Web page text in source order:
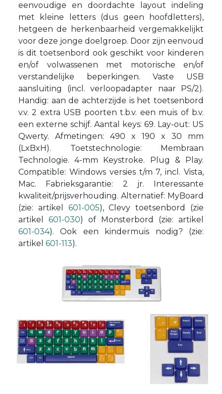
eenvoudige en doordachte layout indeling
met kleine letters (dus geen hoofdletters),
hetgeen de herkenbaarheid vergemakkelijkt
voor deze jonge doelgroep. Door zijn eenvoud
is dit toetsenbord ook geschikt voor kinderen
en/of volwassenen met motorische en/of
verstandelijke beperkingen. Vaste USB
aansluiting (incl. verloopadapter naar PS/2).
Handig: aan de achterzijde is het toetsenbord
v.v. 2 extra USB poorten t.b.v. een muis of b.v.
een externe schijf. Aantal keys: 69. Lay-out: US
Qwerty. Afmetingen: 490 x 190 x 30 mm
(LxBxH). Toetstechnologie: Membraan
Technologie. 4-mm Keystroke. Plug & Play.
Compatible: Windows versies t/m 7, incl. Vista,
Mac. Fabrieksgarantie: 2 jr. Interessante
kwaliteit/prijsverhouding. Alternatief: MyBoard
(zie: artikel 601-005), Clevy toetsenbord (zie
artikel 601-030) of Monsterbord (zie: artikel
601-034). Ook een kindermuis nodig? (zie:
artikel 601-113).